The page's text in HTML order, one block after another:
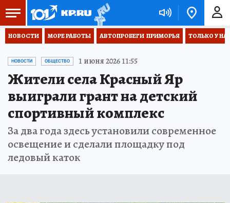
НОВОСТИ МОРЕ РАБОТЫ АВТОПРОБЕГИ  ПРИМОРЬЯ ТОЛЬКО У
НОВОСТИ ОБЩЕСТВО 1 июня 2026 11:55
Жители села Красный Яр
выиграли грант на детский
спортивный комплекс
За два года здесь установили современное
освещение и сделали площадку под
ледовый каток